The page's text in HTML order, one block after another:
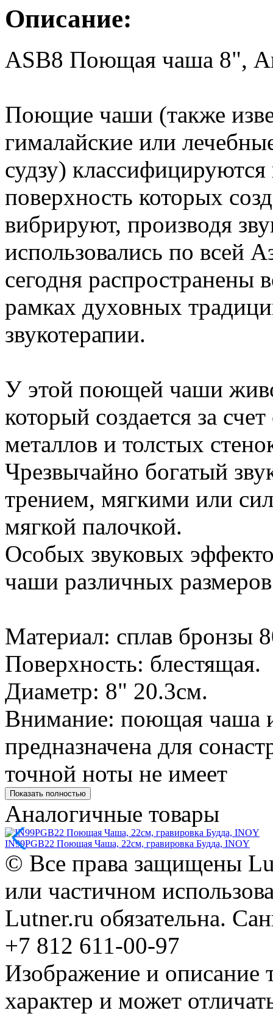
Описание:
ASB8 Поющая чаша 8",
Поющие чаши (также
гималайские или
судзу)
поверхность которых
вибрируют, производя
использовались по всей
сегодня распространены
рамках духовных
звукотерапии.
У этой поющей чаши
который создается за
металлов и толстых
Чрезвычайно богатый
трением, мягкими или
мягкой палочкой.
Особых звуковых
чаши различных
Материал: сплав бронзы
Поверхность: блестящая.
Диаметр: 8" 20.3см.
Внимание: поющая чаша
предназначена для
точной ноты не имеет
Показать полностью
Аналогичные товары
IN99PGB22 Поющая Чаша, 22см, гравировка Будда, INOY
© Все права защищены
или частичном
Lutner.ru обязательна.
+7 812 611-00-97
Изображение и описание
характер и может